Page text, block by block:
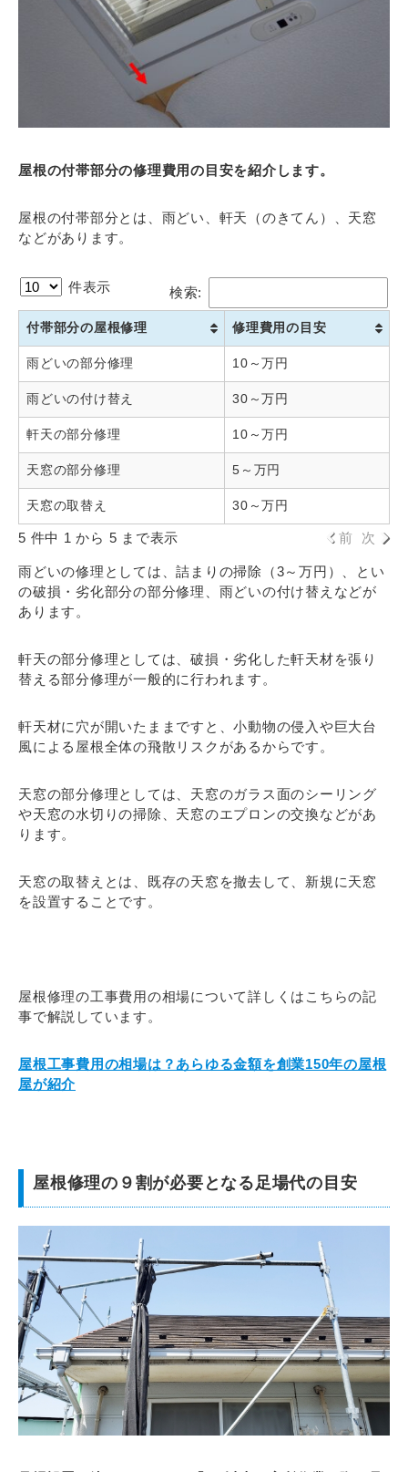
屋根の付帯部分の修理費用の目安を紹介します。
屋根の付帯部分とは、雨どい、軒天（のきてん）、天窓
などがあります。
件表示 検索:
付帯部分の屋根修理 修理費用の目安
雨どいの部分修理 10～万円
雨どいの付け替え 30～万円
軒天の部分修理 10～万円
天窓の部分修理 5～万円
天窓の取替え 30～万円
5 件中 1 から 5 まで表示 前 次
雨どいの修理としては、詰まりの掃除（3～万円）、とい
の破損・劣化部分の部分修理、雨どいの付け替えなどが
あります。
軒天の部分修理としては、破損・劣化した軒天材を張り
替える部分修理が一般的に行われます。
軒天材に穴が開いたままですと、小動物の侵入や巨大台
風による屋根全体の飛散リスクがあるからです。
天窓の部分修理としては、天窓のガラス面のシーリング
や天窓の水切りの掃除、天窓のエプロンの交換などがあ
ります。
天窓の取替えとは、既存の天窓を撤去して、新規に天窓
を設置することです。
屋根修理の工事費用の相場について詳しくはこちらの記
事で解説しています。
屋根工事費用の相場は？あらゆる金額を創業150年の屋根
屋が紹介
屋根修理の９割が必要となる足場代の目安